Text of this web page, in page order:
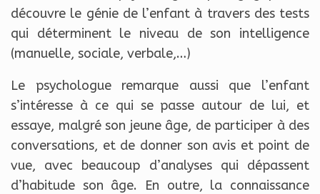
découvre le génie de l’enfant à travers des tests
qui déterminent le niveau de son intelligence
(manuelle, sociale, verbale,…)
Le psychologue remarque aussi que l’enfant
s’intéresse à ce qui se passe autour de lui, et
essaye, malgré son jeune âge, de participer à des
conversations, et de donner son avis et point de
vue, avec beaucoup d’analyses qui dépassent
d’habitude son âge. En outre, la connaissance